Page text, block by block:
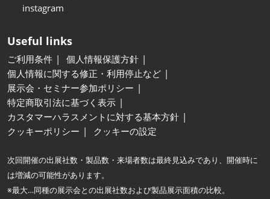
instagram
Useful links
ご利用条件
個人情報保護方針
個人情報に関する修正・利用停止など
展示会・セミナー参加ポリシー
特定商取引法に基づく表示
カスタマーハラスメントに対する基本方針
クッキーポリシー
クッキーの設定
次回開催の出展社数・製品数・来場者数は最終見込みであり、開催時に
は増減の可能性があります。
※最大…同種の展示会との出展社数および製品展示面積の比較。